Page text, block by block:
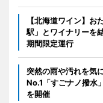
【北海道ワイン】
駅」とワイナリーを
期間限定運行
突然の雨や汚れを気
No.1「すごナノ撥水
を開催